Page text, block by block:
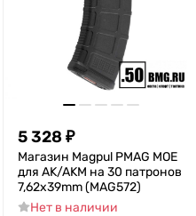
5 328 ₽
Магазин Magpul PMAG MOE
для AK/AKM на 30 патронов
7,62x39mm (MAG572)
Нет в наличии